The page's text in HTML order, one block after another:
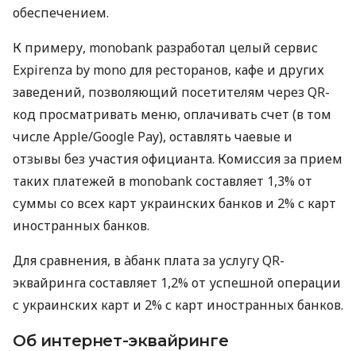
обеспечением.
К примеру, monobank разработал целый сервис
Expirenza by mono для ресторанов, кафе и других
заведений, позволяющий посетителям через QR-
код просматривать меню, оплачивать счет (в том
числе Apple/Google Pay), оставлять чаевые и
отзывы без участия официанта. Комиссия за прием
таких платежей в monobank составляет 1,3% от
суммы со всех карт украинских банков и 2% с карт
иностранных банков.
Для сравнения, в àбанк плата за услугу QR-
эквайринга составляет 1,2% от успешной операции
с украинских карт и 2% с карт иностранных банков.
Об интернет-эквайринге